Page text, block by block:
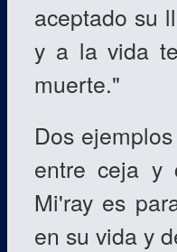
aceptado su
y a la vida
muerte."
Dos
entre ceja y
Mi'ray es
en su vida y